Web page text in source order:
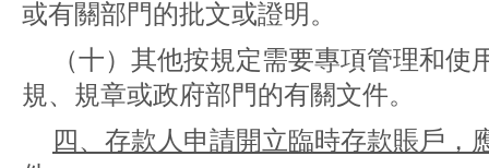
或有關部門的批文或證明。
（十）其他按規定需要專項管理和
規、規章或政府部門的有關文件。
四、存款人申請開立臨時存款賬戶，